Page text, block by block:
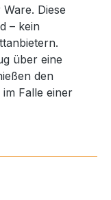
Diese
– kein
über eine
den
Falle einer